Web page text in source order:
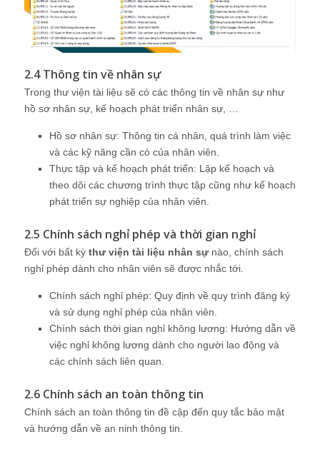
2.4 Thông tin về nhân sự
Trong thư viện tài liệu sẽ có các thông tin về nhân sự như
hồ sơ nhân sự, kế hoạch phát triển nhân sự, …
Hồ sơ nhân sự: Thông tin cá nhân, quá trình làm việc
và các kỹ năng cần có của nhân viên.
Thực tập và kế hoạch phát triển: Lập kế hoạch và
theo dõi các chương trình thực tập cũng như kế hoạch
phát triển sự nghiệp của nhân viên.
2.5 Chính sách nghỉ phép và thời gian nghỉ
Đối với bất kỳ thư viện tài liệu nhân sựnào, chính sách
nghỉ phép dành cho nhân viên sẽ được nhắc tới.
Chính sách nghỉ phép: Quy định về quy trình đăng ký
và sử dụng nghỉ phép của nhân viên.
Chính sách thời gian nghỉ không lương: Hướng dẫn về
việc nghỉ không lương dành cho người lao động và
các chính sách liên quan.
2.6 Chính sách an toàn thông tin
Chính sách an toàn thông tin đề cập đến quy tắc bảo mật
và hướng dẫn về an ninh thông tin.